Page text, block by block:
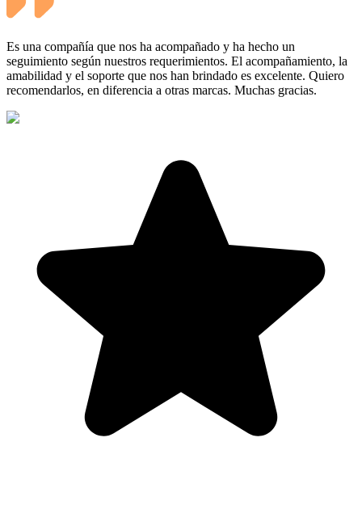
Es una compañía que nos ha acompañado y ha hecho un
seguimiento según nuestros requerimientos. El acompañamiento, la
amabilidad y el soporte que nos han brindado es excelente. Quiero
recomendarlos, en diferencia a otras marcas. Muchas gracias.